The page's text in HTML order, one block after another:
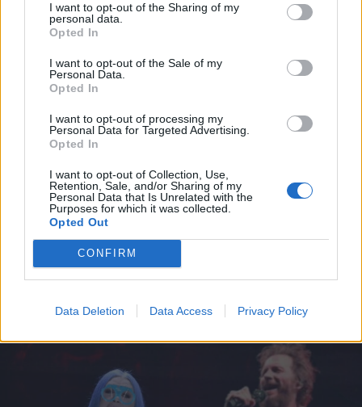
I want to opt-out of the Sharing of my
personal data.
Opted In
I want to opt-out of the Sale of my
Personal Data.
Opted In
I want to opt-out of processing my
Personal Data for Targeted Advertising.
Opted In
I want to opt-out of Collection, Use,
Retention, Sale, and/or Sharing of my
Personal Data that Is Unrelated with the
Purposes for which it was collected.
Opted Out
CONFIRM
Data Deletion Data Access Privacy Policy
torno Topo come dicono i raffinati 😂😂
13 Agosto 2025 alle ore 17:07
·Ti stimo ·Rispondi
jurassico50
Mosayco ok ma forse non ci sarò
ciaoooooo
·Ti stimo·Rispondi
ruttolomeo
25 Luglio 2025 - 5.856 visualizzazioni